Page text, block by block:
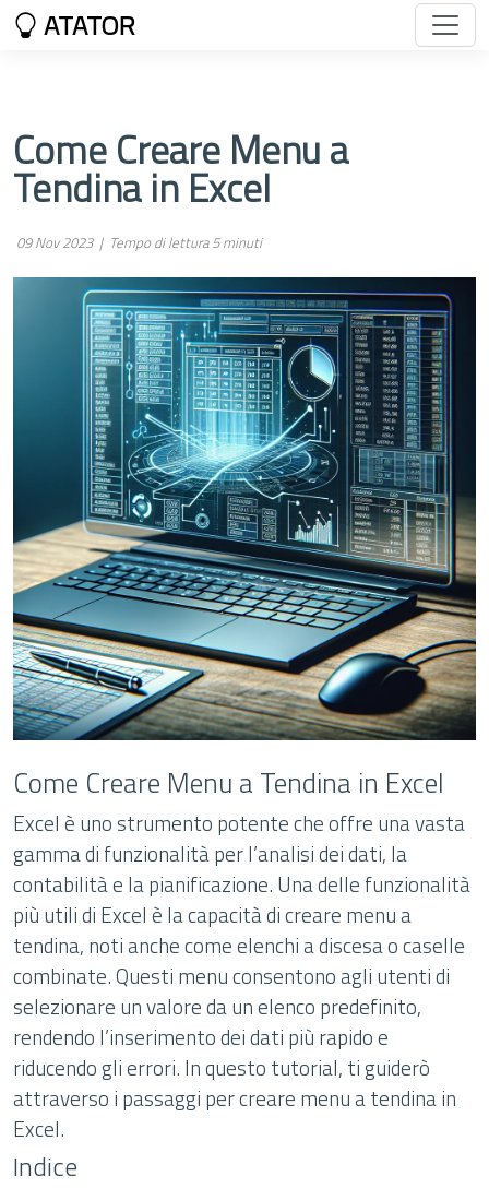
ATATOR
Come Creare Menu a
Tendina in Excel
09 Nov 2023 | Tempo di lettura 5 minuti
Come Creare Menu a Tendina in Excel
Excel è uno strumento potente che offre una vasta
gamma di funzionalità per l’analisi dei dati, la
contabilità e la pianificazione. Una delle funzionalità
più utili di Excel è la capacità di creare menu a
tendina, noti anche come elenchi a discesa o caselle
combinate. Questi menu consentono agli utenti di
selezionare un valore da un elenco predefinito,
rendendo l’inserimento dei dati più rapido e
riducendo gli errori. In questo tutorial, ti guiderò
attraverso i passaggi per creare menu a tendina in
Excel.
Indice